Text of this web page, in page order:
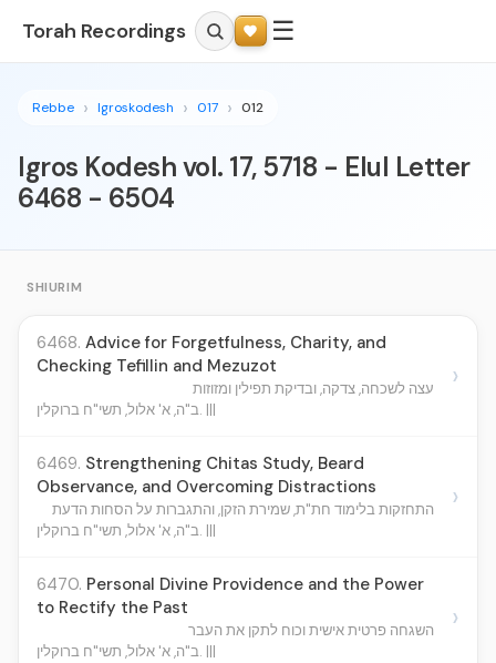
Torah Recordings ☰
Rebbe Igroskodesh 017 012
Igros Kodesh vol. 17, 5718 - Elul Letter
6468 - 6504
SHIURIM
6468. Advice for Forgetfulness, Charity, and
Checking Tefillin and Mezuzot
עצה לשכחה, צדקה, ובדיקת תפילין ומזוזות
ב"ה, א' אלול, תשי"ח ברוקלין. |||
›
6469. Strengthening Chitas Study, Beard
Observance, and Overcoming Distractions
התחזקות בלימוד חת"ת, שמירת הזקן, והתגברות על הסחות הדעת
ב"ה, א' אלול, תשי"ח ברוקלין. |||
›
6470. Personal Divine Providence and the Power
to Rectify the Past
השגחה פרטית אישית וכוח לתקן את העבר
ב"ה, א' אלול, תשי"ח ברוקלין. |||
›